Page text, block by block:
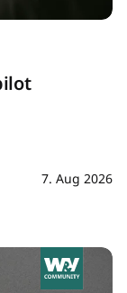
7. Aug 2026